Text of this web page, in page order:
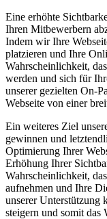
Eine erhöhte
Ihren Mitbewerbern
Indem wir Ihre
platzieren und Ihre
Wahrscheinlichkeit,
werden und sich für
unserer gezielten On-
Webseite von einer
Ein weiteres Ziel
gewinnen und
Optimierung Ihrer
Erhöhung Ihrer
Wahrscheinlichkeit,
aufnehmen und Ihre
unserer Unterstützung
steigern und somit das